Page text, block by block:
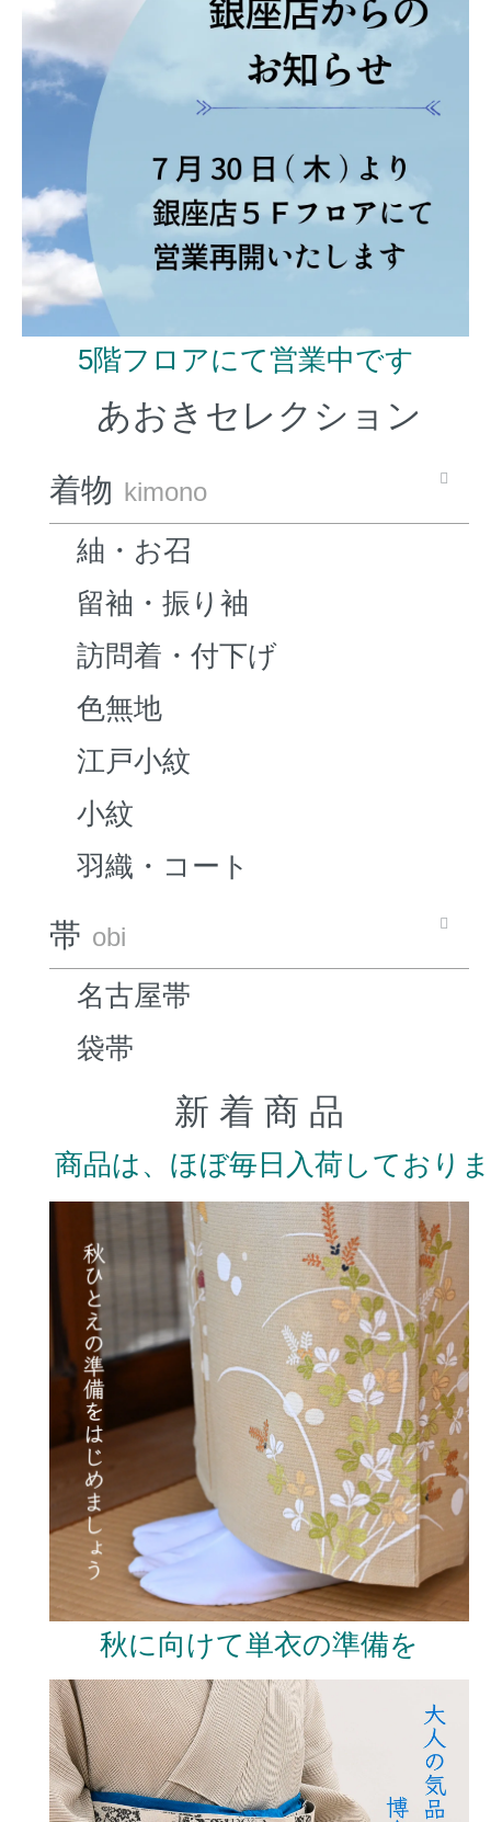
5階フロアにて営業中です
あおきセレクション
着物 kimono
紬・お召
留袖・振り袖
訪問着・付下げ
色無地
江戸小紋
小紋
羽織・コート
帯 obi
名古屋帯
袋帯
新 着 商 品
商品は、ほぼ毎日入荷しており
秋に向けて単衣の準備を